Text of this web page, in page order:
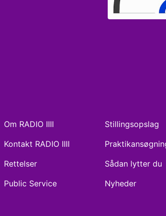
Om RADIO IIII
Kontakt RADIO IIII
Rettelser
Public Service
Stillingsopslag
Sådan lytter du
Nyheder